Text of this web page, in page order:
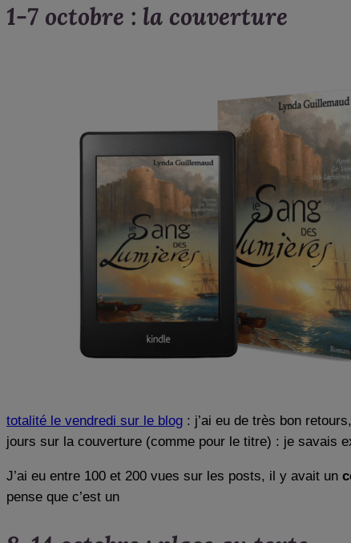
1-7 octobre : la couverture
totalité le vendredi sur le blog : j’ai eu de très bon
jours sur la couverture (comme pour le titre) : je savais
J’ai eu entre 100 et 200 vues sur les posts, il y avait un
pense que c’est un